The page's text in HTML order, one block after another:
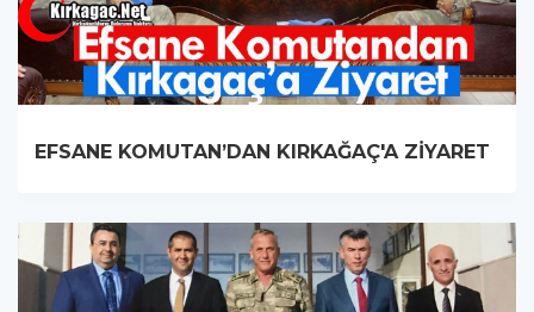
EFSANE KOMUTAN’DAN KIRKAĞAÇ'A ZİYARET